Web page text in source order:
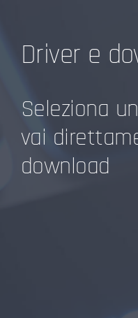
Driver e
Seleziona
vai
download